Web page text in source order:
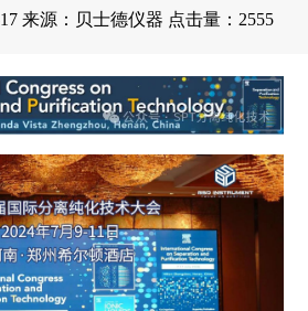
来源：贝士德仪器 点击量：2555